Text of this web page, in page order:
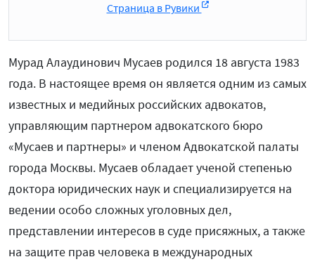
Страница в Рувики
Мурад Алаудинович Мусаев родился 18 августа 1983
года. В настоящее время он является одним из самых
известных и медийных российских адвокатов,
управляющим партнером адвокатского бюро
«Мусаев и партнеры» и членом Адвокатской палаты
города Москвы. Мусаев обладает ученой степенью
доктора юридических наук и специализируется на
ведении особо сложных уголовных дел,
представлении интересов в суде присяжных, а также
на защите прав человека в международных